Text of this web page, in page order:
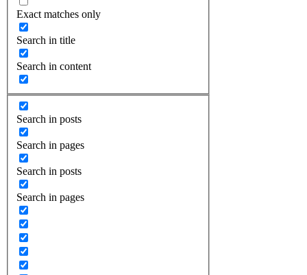
Exact matches only
Search in title
Search in content
Search in posts
Search in pages
Search in posts
Search in pages